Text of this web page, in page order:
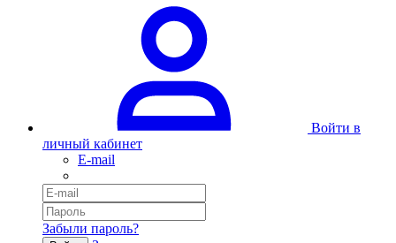
Войти в
личный кабинет
E-mail
Забыли пароль?